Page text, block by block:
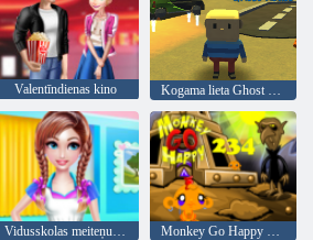
Valentīndienas kino Kogama lieta Ghost House
Vidusskolas meiteņu mājas uzkopšana Monkey Go Happy Stage 234